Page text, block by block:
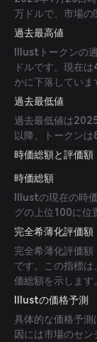
万ドルで、市場の
過去最高値
Illustトークンの
ドルです。現在
かに下落していま
過去最低値
過去最低値は
以降、トークン
時価総額と評価額
時価総額
Illustの現在の時
グの上位100に位
完全希薄化評価額
完全希薄化評価
です。この指標
価総額を示します。
Illustの価格予測
具体的な価格予
因には市場のセ